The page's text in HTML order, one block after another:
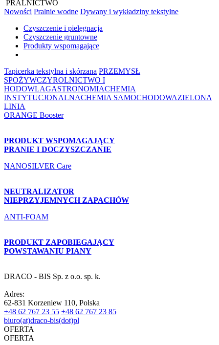
PRALNICTWO
Nowości Pralnie wodne Dywany i wykładziny tekstylne
Czyszczenie i pielęgnacja
Czyszczenie gruntowne
Produkty wspomagające
Tapicerka tekstylna i skórzana PRZEMYSŁ
SPOŻYWCZYROLNICTWO I
HODOWLAGASTRONOMIACHEMIA
INSTYTUCJONALNACHEMIA SAMOCHODOWAZIELONA
LINIA
ORANGE Booster
PRODUKT WSPOMAGAJĄCY
PRANIE I DOCZYSZCZANIE
NANOSILVER Care
NEUTRALIZATOR
NIEPRZYJEMNYCH ZAPACHÓW
ANTI-FOAM
PRODUKT ZAPOBIEGAJĄCY
POWSTAWANIU PIANY
DRACO - BIS Sp. z o.o. sp. k.
Adres:
62-831 Korzeniew 110, Polska
+48 62 767 23 55 +48 62 767 23 85
biuro(at)draco-bis(dot)pl
OFERTA
OFERTA